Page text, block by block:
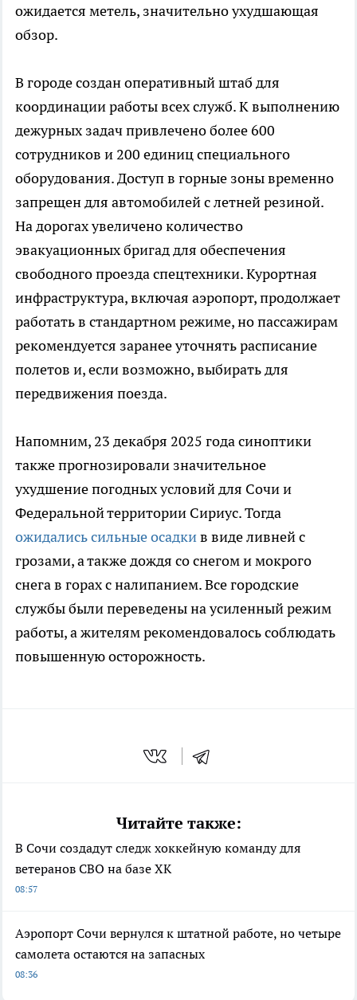
ожидается метель, значительно ухудшающая
обзор.
В городе создан оперативный штаб для
координации работы всех служб. К выполнению
дежурных задач привлечено более 600
сотрудников и 200 единиц специального
оборудования. Доступ в горные зоны временно
запрещен для автомобилей с летней резиной.
На дорогах увеличено количество
эвакуационных бригад для обеспечения
свободного проезда спецтехники. Курортная
инфраструктура, включая аэропорт, продолжает
работать в стандартном режиме, но пассажирам
рекомендуется заранее уточнять расписание
полетов и, если возможно, выбирать для
передвижения поезда.
Напомним, 23 декабря 2025 года синоптики
также прогнозировали значительное
ухудшение погодных условий для Сочи и
Федеральной территории Сириус. Тогда
ожидались сильные осадкив виде ливней с
грозами, а также дождя со снегом и мокрого
снега в горах с налипанием. Все городские
службы были переведены на усиленный режим
работы, а жителям рекомендовалось соблюдать
повышенную осторожность.
Читайте также:
В Сочи создадут следж хоккейную команду для
ветеранов СВО на базе ХК
08:57
Аэропорт Сочи вернулся к штатной работе, но четыре
самолета остаются на запасных
08:36